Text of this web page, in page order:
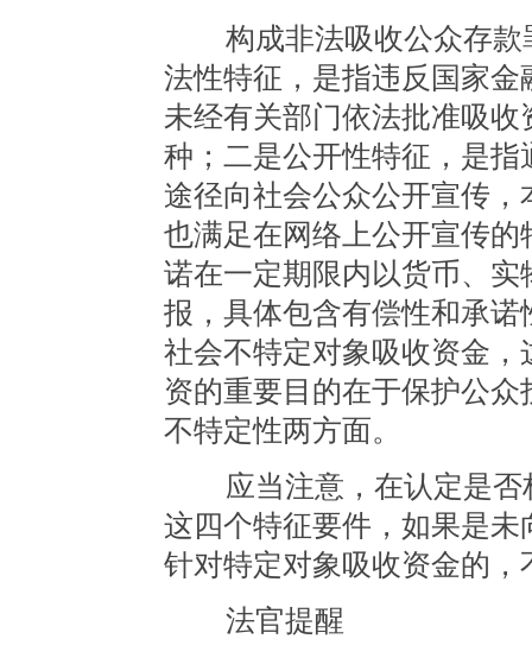
构成非法吸收公众存款
法性特征，是指违反国家
未经有关部门依法批准吸
种；二是公开性特征，是
途径向社会公众公开宣传，
也满足在网络上公开宣传
诺在一定期限内以货币、
报，具体包含有偿性和承
社会不特定对象吸收资金
资的重要目的在于保护公
不特定性两方面。
应当注意，在认定是否
这四个特征要件，如果是
针对特定对象吸收资金的
法官提醒